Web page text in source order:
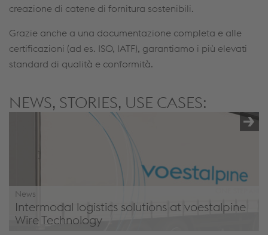
creazione di catene di fornitura sostenibili.
Grazie anche a una documentazione completa e alle
certificazioni (ad es. ISO, IATF), garantiamo i più elevati
standard di qualità e conformità.
NEWS, STORIES, USE CASES:
News
Intermodal logistics solutions at voestalpine
Wire Technology